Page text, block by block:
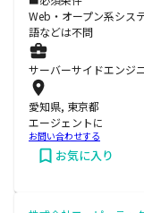
Web・オープン系シス
語などは不問
サーバーサイドエンジ
愛知県, 東京都
エージェントに
お問い合わせする
お気に入り